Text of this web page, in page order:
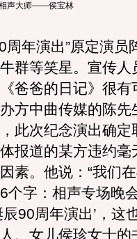
声大师——侯宝林
年演出”原定演员
群等笑星。宣传人
爸爸的日记》很有
方中曲传媒的陈先
此次纪念演出确定
报道的某方违约毫
素。他说：“我们
个字：相声专场晚
90周年演出’，这
、女儿侯珍女士的